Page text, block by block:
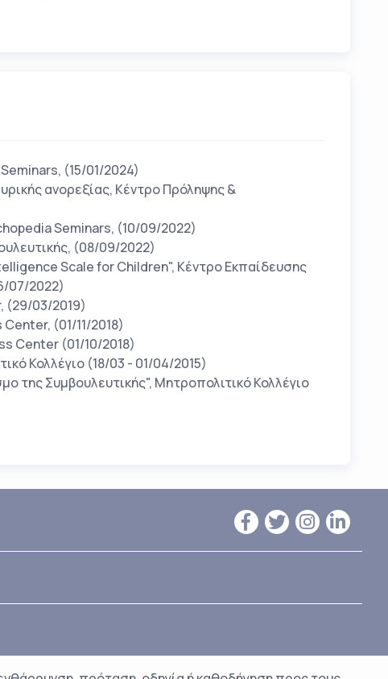
(15/01/2024)
ανορεξίας, Κέντρο Πρόληψης &
Seminars, (10/09/2022)
(08/09/2022)
Scale for Children", Κέντρο Εκπαίδευσης
07/2022)
(29/03/2019)
(01/11/2018)
Center (01/10/2018)
Κολλέγιο (18/03 - 01/04/2015)
της Συμβουλευτικής", Μητροπολιτικό Κολλέγιο